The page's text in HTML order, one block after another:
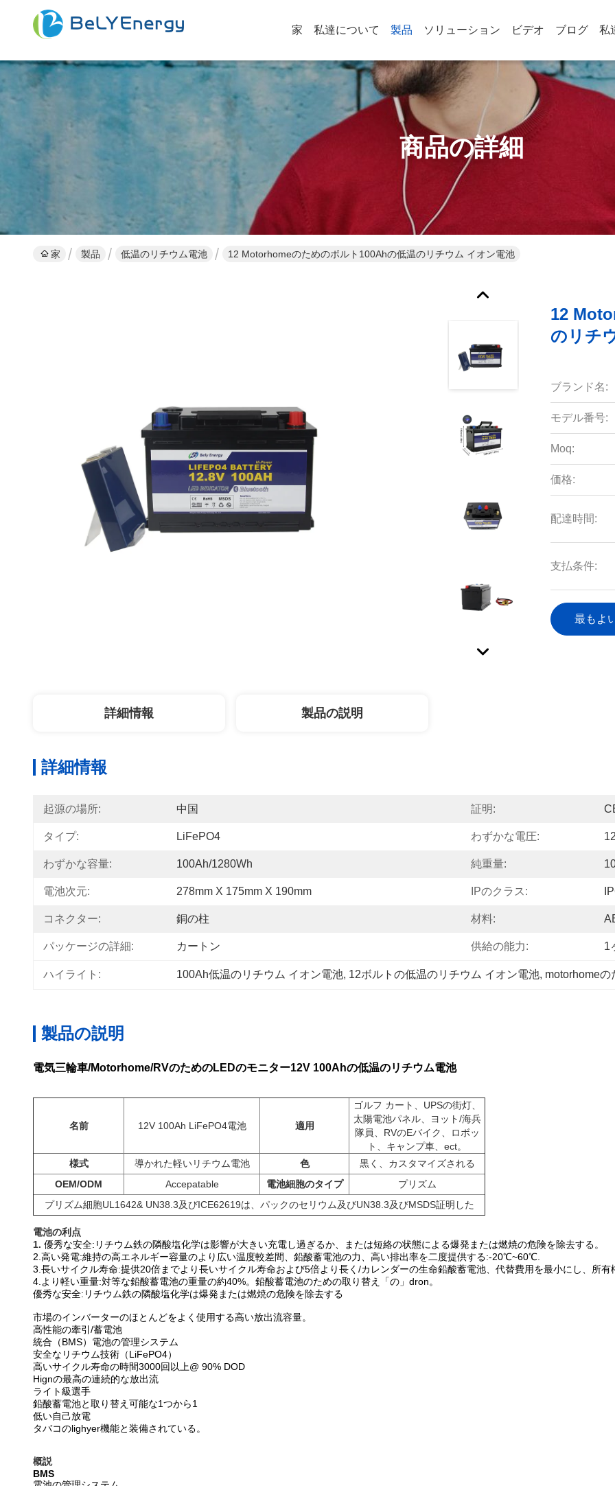
家 私達について 製品 ソリューション ビデオ ブログ 私
商品の詳細
家 製品 低温のリチウム電池 12 Motorhomeのためのボルト100Ahの低温のリチウム イオン電池
12
のリチ
ブランド名:
モデル番号:
Moq:
価格:
配達時間:
支払条件:
最もよ
詳細情報 製品の説明
詳細情報
起源の場所: 中国 証明:
タイプ: LiFePO4 わずかな電圧:
わずかな容量: 100Ah/1280Wh 純重量:
電池次元: 278mm X 175mm X 190mm IPのクラス:
コネクター: 銅の柱 材料:
パッケージの詳細: カートン 供給の能力: 1
ハイライト: 100Ah低温のリチウム イオン電池, 12ボルトの低温のリチウム イオン電池, motorhomeの
製品の説明
電気三輪車/Motorhome/RVのためのLEDのモニター12V 100Ahの低温のリチウム電池
名前 12V 100Ah LiFePO4電池 適用
ゴルフ カート、UPSの街灯、
太陽電池パネル、ヨット/海兵
隊員、RVのEバイク、ロボッ
ト、キャンプ車、ect。
様式
導かれた軽いリチウム電池 色
黒く、カスタマイズされる
OEM/ODM
Accepatable 電池細胞のタイプ
プリズム
プリズム細胞UL1642& UN38.3及びICE62619は、パックのセリウム及びUN38.3及びMSDS証明した
電池の利点
1. 優秀な安全:リチウム鉄の隣酸塩化学は影響が大きい充電し過ぎるか、または短絡の状態による爆発または燃焼の危険を除去する。
2.高い発電:維持の高エネルギー容量のより広い温度較差間、鉛酸蓄電池の力、高い排出率を二度提供する:-20℃~60℃.
3.長いサイクル寿命:提供20倍までより長いサイクル寿命および5倍より長く/カレンダーの生命鉛酸蓄電池、代替費用を最小にし、所有
4.より軽い重量:対等な鉛酸蓄電池の重量の約40%。鉛酸蓄電池のための取り替え「の」dron。
優秀な安全:リチウム鉄の隣酸塩化学は爆発または燃焼の危険を除去する
市場のインバーターのほとんどをよく使用する高い放出流容量。
高性能の牽引/蓄電池
統合（BMS）電池の管理システム
安全なリチウム技術（LiFePO4）
高いサイクル寿命の時間3000回以上@ 90% DOD
Hignの最高の連続的な放出流
ライト級選手
鉛酸蓄電池と取り替え可能な1つから1
低い自己放電
タバコのlighyer機能と装備されている。
概説
BMS